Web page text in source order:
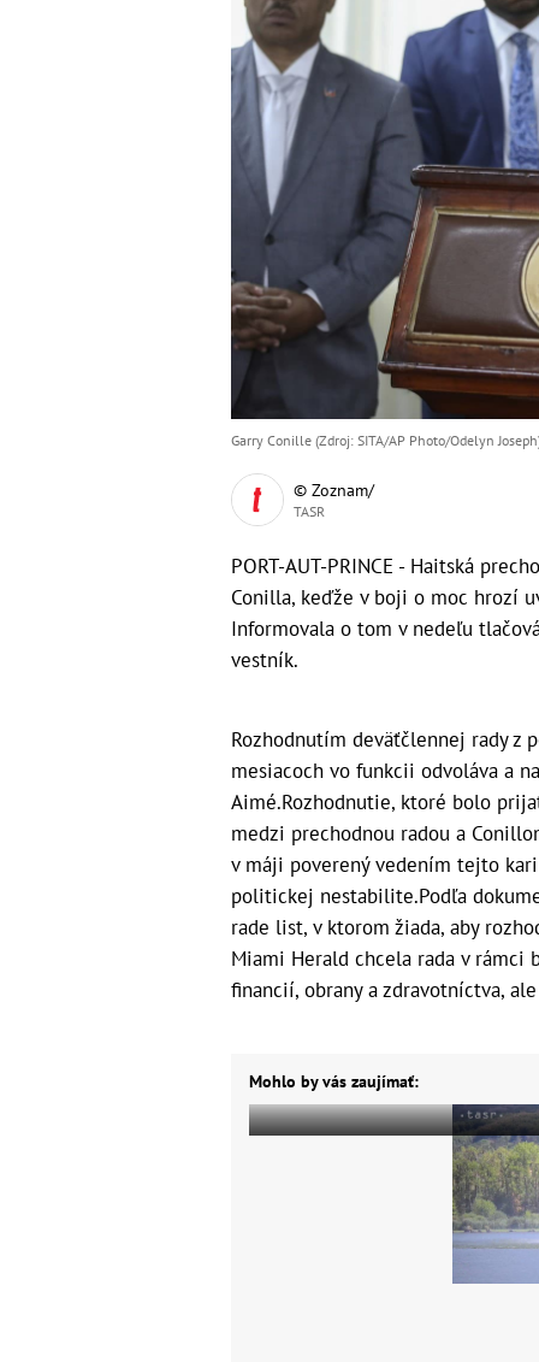
Garry Conille (Zdroj: SITA/AP Photo/Odelyn
© Zoznam/
TASR
PORT-AUT-PRINCE - Haitská
Conilla, keďže v boji o moc hrozí
Informovala o tom v nedeľu
vestník.
Rozhodnutím deväťčlennej rady z
mesiacoch vo funkcii odvoláva a
Aimé.Rozhodnutie, ktoré bolo
medzi prechodnou radou a
v máji poverený vedením tejto
politickej nestabilite.Podľa
rade list, v ktorom žiada, aby
Miami Herald chcela rada v
financií, obrany a zdravotníctva,
Mohlo by vás zaujímať: